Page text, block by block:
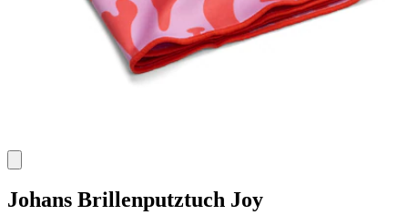
Johans Brillenputztuch Joy